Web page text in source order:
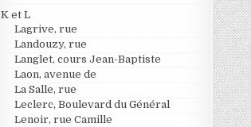
K et L
Lagrive, rue
Landouzy, rue
Langlet, cours Jean-Baptiste
Laon, avenue de
La Salle, rue
Leclerc, Boulevard du Général
Lenoir, rue Camille